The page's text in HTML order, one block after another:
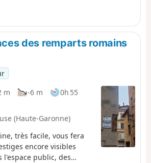
des remparts romains
m -6 m
0h 55
(Haute-Garonne)
très facile, vous fera
encore visibles
l'espace public, des